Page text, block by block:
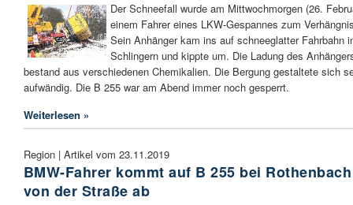
Der Schneefall wurde am Mittwochmorgen (26.
einem Fahrer eines LKW-Gespannes zum
Sein Anhänger kam ins auf schneeglatter Fahrbahn
Schlingern und kippte um. Die Ladung des
bestand aus verschiedenen Chemikalien. Die Bergung gestaltete sich
aufwändig. Die B 255 war am Abend immer noch gesperrt.
Weiterlesen »
Region | Artikel vom 23.11.2019
BMW-Fahrer kommt auf B 255 bei Rothenbach
von der Straße ab